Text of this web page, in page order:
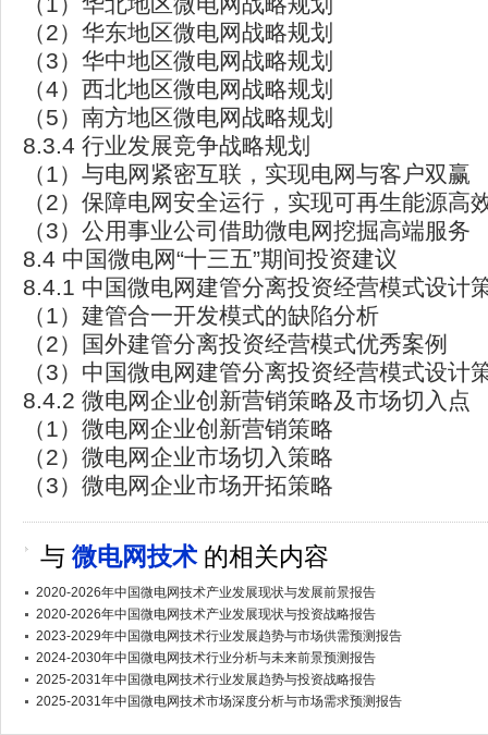
（2）华东地区微电网战略规划
（3）华中地区微电网战略规划
（4）西北地区微电网战略规划
（5）南方地区微电网战略规划
8.3.4 行业发展竞争战略规划
（1）与电网紧密互联，实现电网与客户双赢
（2）保障电网安全运行，实现可再生能源高
（3）公用事业公司借助微电网挖掘高端服务
8.4 中国微电网“十三五”期间投资建议
8.4.1 中国微电网建管分离投资经营模式设计
（1）建管合一开发模式的缺陷分析
（2）国外建管分离投资经营模式优秀案例
（3）中国微电网建管分离投资经营模式设计
8.4.2 微电网企业创新营销策略及市场切入点
（1）微电网企业创新营销策略
（2）微电网企业市场切入策略
（3）微电网企业市场开拓策略
与 微电网技术的相关内容
2020-2026年中国微电网技术产业发展现状与发展前景报告
2020-2026年中国微电网技术产业发展现状与投资战略报告
2023-2029年中国微电网技术行业发展趋势与市场供需预测报告
2024-2030年中国微电网技术行业分析与未来前景预测报告
2025-2031年中国微电网技术行业发展趋势与投资战略报告
2025-2031年中国微电网技术市场深度分析与市场需求预测报告